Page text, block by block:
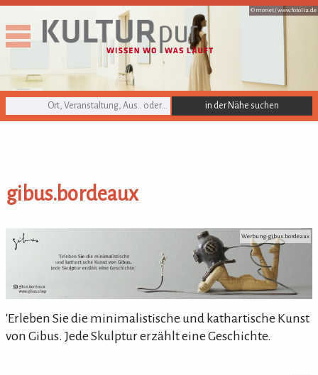
© monet /www.fotolia.de
KULTURpur Suche
gibus.bordeaux
gibus.bordeaux Werbung: gibus.bordeaux
'Erleben Sie die minimalistische und kathartische Kunst
von Gibus. Jede Skulptur erzählt eine Geschichte.